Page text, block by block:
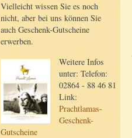
Vielleicht wissen Sie es noch
nicht, aber bei uns können Sie
auch Geschenk-Gutscheine
erwerben.
Weitere Infos
unter: Telefon:
02864 - 88 46 81
Link:
Prachtlamas-
Geschenk-
Gutscheine